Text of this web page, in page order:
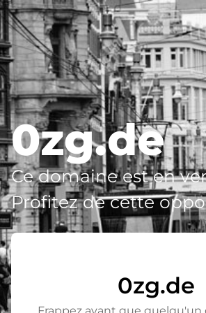
0zg.de
Ce domaine est en
Profitez de cette
0zg.de
Frappez avant que quelqu'un